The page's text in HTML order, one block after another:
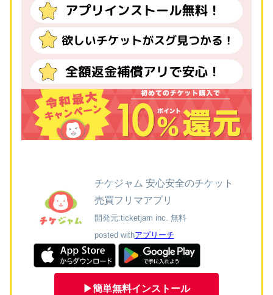
チケジャム 安心安全のチケット
売買フリマアプリ
開発元:ticketjam inc. 無料
posted withアプリーチ
▶簡単無料インストール